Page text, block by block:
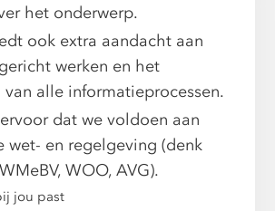
het onderwerp.
ook extra aandacht aan
werken en het
alle informatieprocessen.
dat we voldoen aan
wet- en regelgeving (denk
WOO, AVG).
jou past